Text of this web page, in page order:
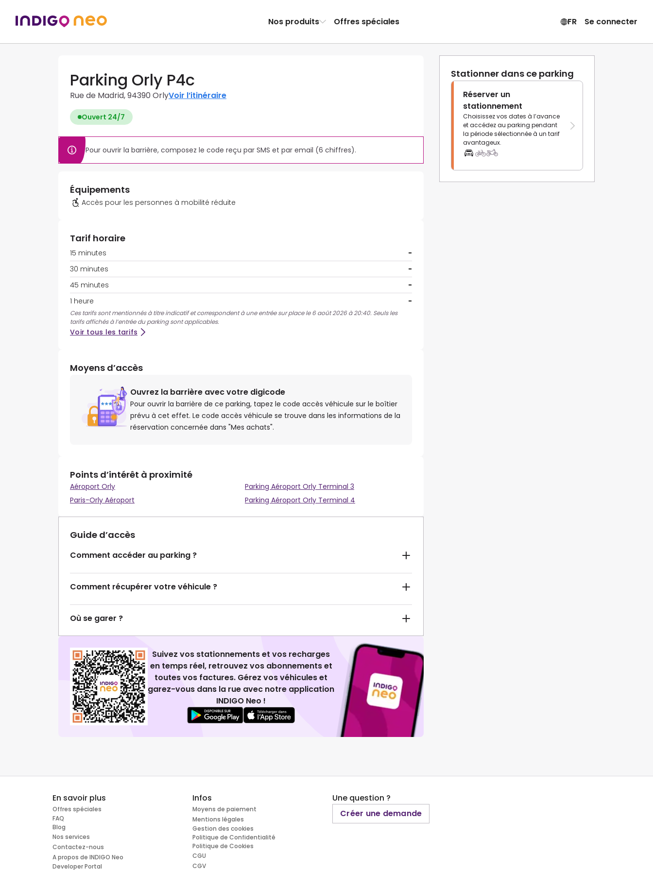
Nos produits Offres spéciales FR Se connecter
Parking Orly P4c
Rue de Madrid, 94390 OrlyVoir l’itinéraire
Ouvert 24/7
Pour ouvrir la barrière, composez le code reçu par SMS et par email (6 chiffres).
Stationner dans ce parking
Réserver un
stationnement
Choisissez vos dates à l’avance
et accédez au parking pendant
la période sélectionnée à un tarif
avantageux.
Équipements
Accès pour les personnes à mobilité réduite
Tarif horaire
15 minutes
-
30 minutes
-
45 minutes
-
1 heure
-
Ces tarifs sont mentionnés à titre indicatif et correspondent à une entrée sur place le 6 août 2026 à 20:40. Seuls les
tarifs affichés à l’entrée du parking sont applicables.
Voir tous les tarifs
Moyens d’accès
Ouvrez la barrière avec votre digicode
Pour ouvrir la barrière de ce parking, tapez le code accès véhicule sur le boîtier
prévu à cet effet. Le code accès véhicule se trouve dans les informations de la
réservation concernée dans "Mes achats".
Points d’intérêt à proximité
Aéroport Orly
Parking Aéroport Orly Terminal 3
Paris-Orly Aéroport
Parking Aéroport Orly Terminal 4
Guide d’accès
Comment accéder au parking ?
Comment récupérer votre véhicule ?
Où se garer ?
Suivez vos stationnements et vos recharges
en temps réel, retrouvez vos abonnements et
toutes vos factures. Gérez vos véhicules et
garez-vous dans la rue avec notre application
INDIGO Neo !
En savoir plus
Offres spéciales
FAQ
Blog
Nos services
Contactez-nous
A propos de INDIGO Neo
Developer Portal
Infos
Moyens de paiement
Mentions légales
Gestion des cookies
Politique de Confidentialité
Politique de Cookies
CGU
CGV
Une question ?
Créer une demande